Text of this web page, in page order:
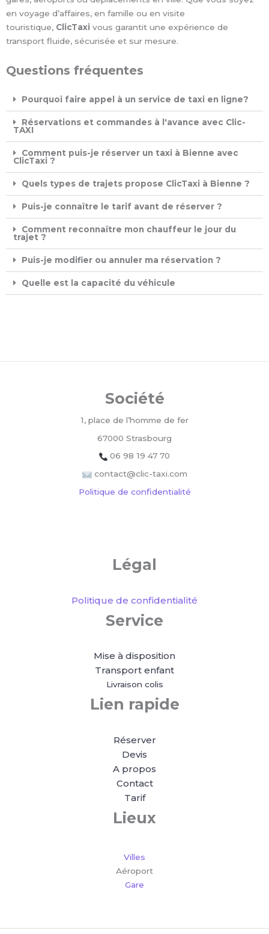
en voyage d’affaires, en famille ou en visite
touristique, ClicTaxi vous garantit une expérience de
transport fluide, sécurisée et sur mesure.
Questions fréquentes
Pourquoi faire appel à un service de taxi en ligne?
Réservations et commandes à l'avance avec Clic-
TAXI ​
Comment puis-je réserver un taxi à Bienne avec
ClicTaxi ?
Quels types de trajets propose ClicTaxi à Bienne ?
Puis-je connaître le tarif avant de réserver ?
Comment reconnaître mon chauffeur le jour du
trajet ?
Puis-je modifier ou annuler ma réservation ?
Quelle est la capacité du véhicule
Société
1, place de l’homme de fer
67000 Strasbourg
06 98 19 47 70
contact@clic-taxi.com
Politique de confidentialité
Légal
Politique de confidentialité
Service
Mise à disposition
Transport enfant
Livraison colis
Lien rapide
Réserver
Devis
A propos
Contact
Tarif
Lieux
Villes
Aéroport
Gare